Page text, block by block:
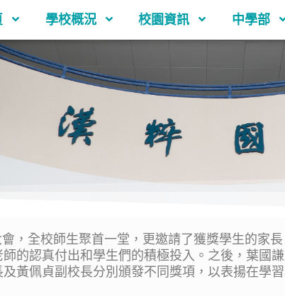
學校概況 校園資訊 中學部
全校師生聚首一堂，更邀請了獲獎學生的家
的認真付出和學生們的積極投入。之後，葉國
黃佩貞副校長分別頒發不同獎項，以表揚在學